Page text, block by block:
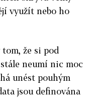
využít nebo ho
že si pod
neumí nic moc
unést pouhým
jsou definována